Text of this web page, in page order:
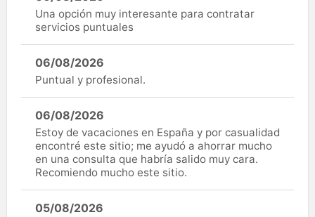
Una opción muy interesante para contratar
servicios puntuales
06/08/2026
Puntual y profesional.
06/08/2026
Estoy de vacaciones en España y por casualidad
encontré este sitio; me ayudó a ahorrar mucho
en una consulta que habría salido muy cara.
Recomiendo mucho este sitio.
05/08/2026